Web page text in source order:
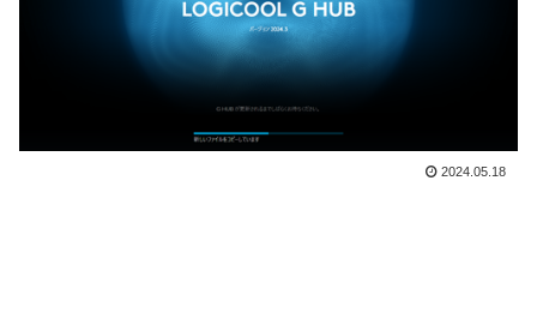
2024.05.18